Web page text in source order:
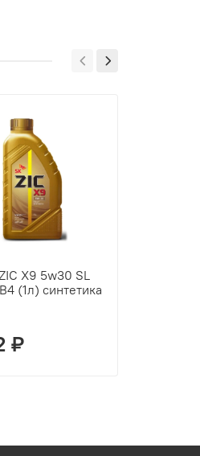
X9 5w30 SL
(1л) синтетика
₽